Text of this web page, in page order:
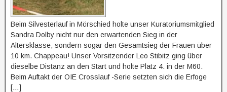
Beim Silvesterlauf in Mörschied holte unser Kuratoriumsmitglied
Sandra Dolby nicht nur den erwartenden Sieg in der
Altersklasse, sondern sogar den Gesamtsieg der Frauen über
10 km. Chappeau! Unser Vorsitzender Leo Stibitz ging über
dieselbe Distanz an den Start und holte Platz 4. in der M60.
Beim Auftakt der OIE Crosslauf -Serie setzten sich die Erfoge
[…]